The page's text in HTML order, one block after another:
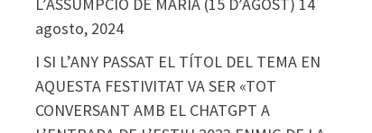
agosto, 2024
I SI L’ANY PASSAT EL TÍTOL DEL TEMA EN
AQUESTA FESTIVITAT VA SER «TOT
CONVERSANT AMB EL CHATGPT A